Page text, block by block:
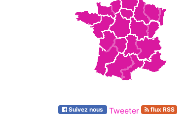
Suivez nous Tweeter flux RSS